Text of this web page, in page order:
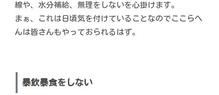
線や、水分補給、無理をしないを心掛けます。
まぁ、これは日頃気を付けていることなのでここらへ
んは皆さんもやっておられるはず。
暴飲暴食をしない